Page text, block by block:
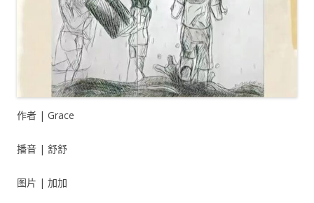
作者 | Grace
播音 | 舒舒
图片 | 加加